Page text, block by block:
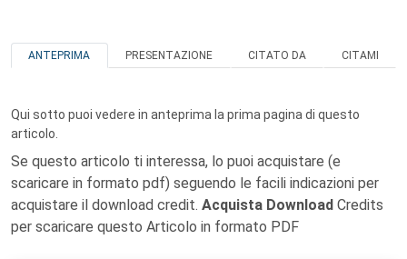
ANTEPRIMA PRESENTAZIONE CITATO DA CITAMI
Qui sotto puoi vedere in anteprima la prima pagina di questo
articolo.
Se questo articolo ti interessa, lo puoi acquistare (e
scaricare in formato pdf) seguendo le facili indicazioni per
acquistare il download credit. Acquista Download Credits
per scaricare questo Articolo in formato PDF